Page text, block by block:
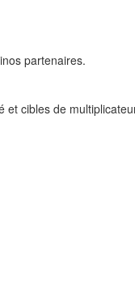
partenaires.
et cibles de